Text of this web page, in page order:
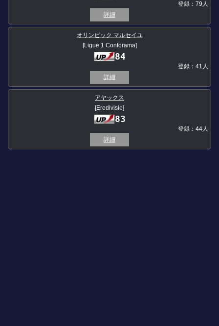
登録：79人
詳細
オリンピック マルセイユ
[Ligue 1 Conforama]
84
登録：41人
詳細
アヤックス
[Eredivisie]
83
登録：44人
詳細